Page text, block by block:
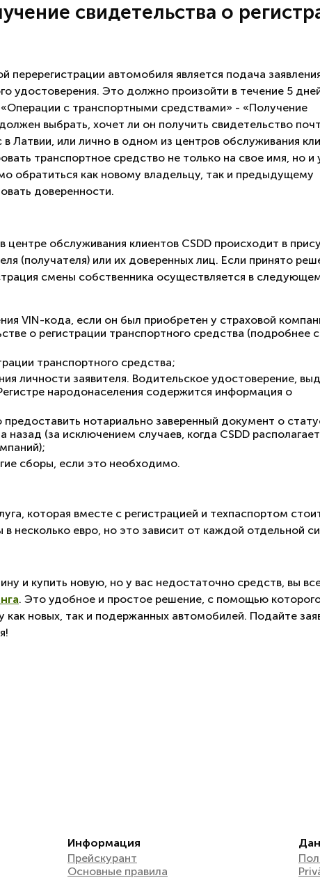
свидетельства о
автомобиля является подача
удостоверения. Это должно произойти в течение 5
с транспортными средствами» - «Получение
выбрать, хочет ли он получить свидетельство
Латвии, или лично в одном из центров обслуживания
транспортное средство не только на свое имя, но и
обратиться как новому владельцу, так и предыдущему
доверенности.
обслуживания клиентов CSDD происходит в
(получателя) или их доверенных лиц. Если принято
смены собственника осуществляется в
VIN-кода, если он был приобретен у страховой
о регистрации транспортного средства (подробнее
транспортного средства;
личности заявителя. Водительское удостоверение,
народонаселения содержится информация о
нотариально заверенный документ о
(за исключением случаев, когда CSDD
сборы, если это необходимо.
которая вместе с регистрацией и техпаспортом
несколько евро, но это зависит от каждой отдельной
и купить новую, но у вас недостаточно средств, вы
. Это удобное и простое решение, с помощью
новых, так и подержанных автомобилей. Подайте
Информация
Прейскурант
Oсновные правила